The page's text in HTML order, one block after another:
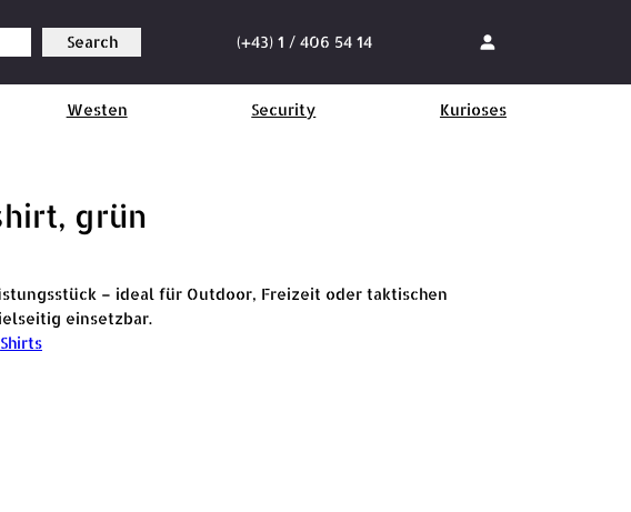
Search (+43) 1 / 406 54 14
Westen Security Kurioses
grün
– ideal für Outdoor, Freizeit oder taktischen
einsetzbar.
Shirts